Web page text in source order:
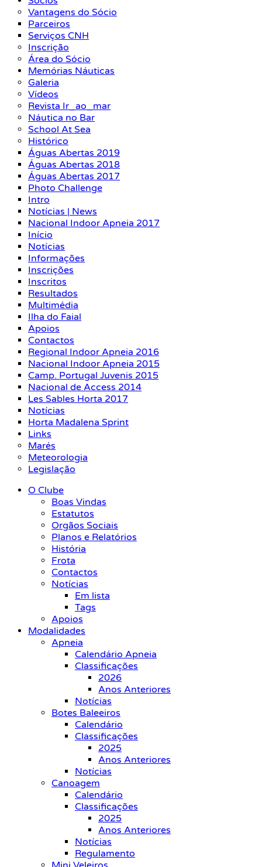
Vantagens do Sócio
Parceiros
Serviços CNH
Inscrição
Área do Sócio
Memórias Náuticas
Galeria
Vídeos
Revista Ir_ao_mar
Náutica no Bar
School At Sea
Histórico
Águas Abertas 2019
Águas Abertas 2018
Águas Abertas 2017
Photo Challenge
Intro
Notícias | News
Nacional Indoor Apneia 2017
Início
Notícias
Informações
Inscrições
Inscritos
Resultados
Multimédia
Ilha do Faial
Apoios
Contactos
Regional Indoor Apneia 2016
Nacional Indoor Apneia 2015
Camp. Portugal Juvenis 2015
Nacional de Access 2014
Les Sables Horta 2017
Notícias
Horta Madalena Sprint
Links
Marés
Meteorologia
Legislação
O Clube
Boas Vindas
Estatutos
Orgãos Sociais
Planos e Relatórios
História
Frota
Contactos
Notícias
Em lista
Tags
Apoios
Modalidades
Apneia
Calendário Apneia
Classificações
2026
Anos Anteriores
Notícias
Botes Baleeiros
Calendário
Classificações
2025
Anos Anteriores
Notícias
Canoagem
Calendário
Classificações
2025
Anos Anteriores
Notícias
Regulamento